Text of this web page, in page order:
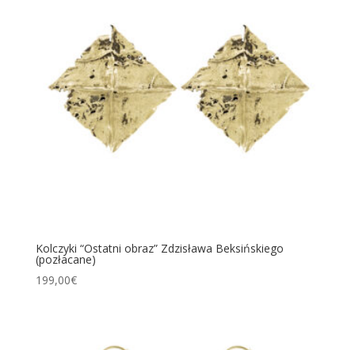
Kolczyki “Ostatni obraz” Zdzisława Beksińskiego
(pozłacane)
199,00€